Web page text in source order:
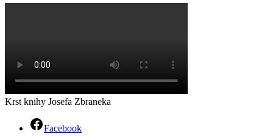
Krst knihy Josefa Zbraneka
Facebook